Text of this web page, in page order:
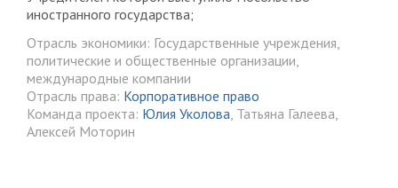
иностранного государства;
Отрасль экономики: Государственные учреждения,
политические и общественные организации,
международные компании
Отрасль права: Корпоративное право
Команда проекта: Юлия Уколова, Татьяна Галеева,
Алексей Моторин